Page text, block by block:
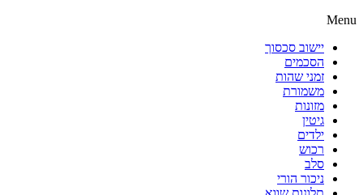
Menu
יישוב סכסוך
הסכמים
זמני שהות
משמורת
מזונות
גיטין
ילדים
רכוש
סלב
ניכור הורי